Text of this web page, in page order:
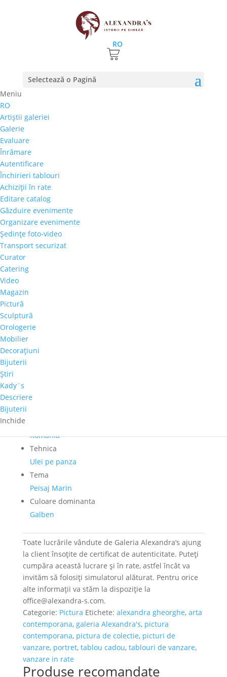
RO
Selectează o Pagină
Meniu
RO
Artiştii galeriei
Galerie
Evaluare
Înrămare
Autentificare
Închirieri tablouri
Achiziţii în rate
Editare catalog
Găzduire evenimente
Organizare evenimente
Şedinţe foto-video
Transport securizat
Curator
Catering
Video
Magazin
Pictură
Sculptură
Orologerie
Mobilier
Decoraţiuni
Bijuterii
Ştiri
Kady`s
Descriere
Bijuterii
Inchide
Prima pagină⚊Magazin
Alexandra Gheorghe –
„Marina”
600,00
Selectează rata |
3 luni
6 luni
9 luni
12 luni
Cantitate
Alexandra
Gheorghe
"Marina"
Comandă telefonică!
Dimensiuni
Perioadă
Pret-orientativ
Romania
Tehnica
Ulei pe panza
Tema
Peisaj Marin
Culoare dominanta
Galben
Toate lucrările vândute de Galeria Alexandra’s ajung
la client însoțite de certificat de autenticitate. Puteți
cumpăra această lucrare și în rate, astfel încât va
invităm să folosiți simulatorul alăturat. Pentru orice
alte informații va stăm la dispoziție la
office@alexandra-s.com.
Categorie: Pictura Etichete: alexandra gheorghe, arta
contemporana, galeria Alexandra's, pictura
contemporana, pictura de colectie, picturi de
vanzare, portret, tablou cadou, tablouri de vanzare,
vanzare in rate
Produse recomandate